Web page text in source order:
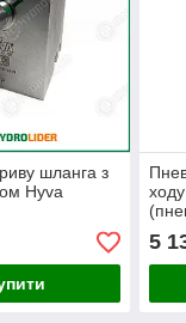
шланга з
Hyva
5